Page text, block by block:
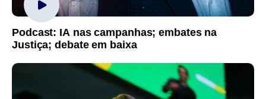
Podcast: IA nas campanhas; embates na
Justiça; debate em baixa